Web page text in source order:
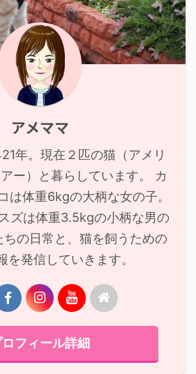
アメママ
年。現在２匹の猫（アメリ
ー）と暮らしています。 カ
は体重6kgの大柄な女の子。
ズは体重3.5kgの小柄な男の
の日常と、猫を飼うための
を発信していきます。
ロフィール詳細